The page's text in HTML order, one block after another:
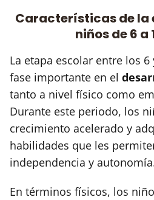
Características de la
niños de 6 a
La etapa escolar entre los
fase importante en el
tanto a nivel físico como
Durante este periodo, los
crecimiento acelerado y
habilidades que les
independencia y
En términos físicos, los